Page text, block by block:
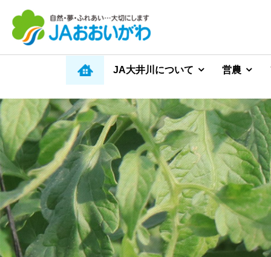
JA大井川について 営農